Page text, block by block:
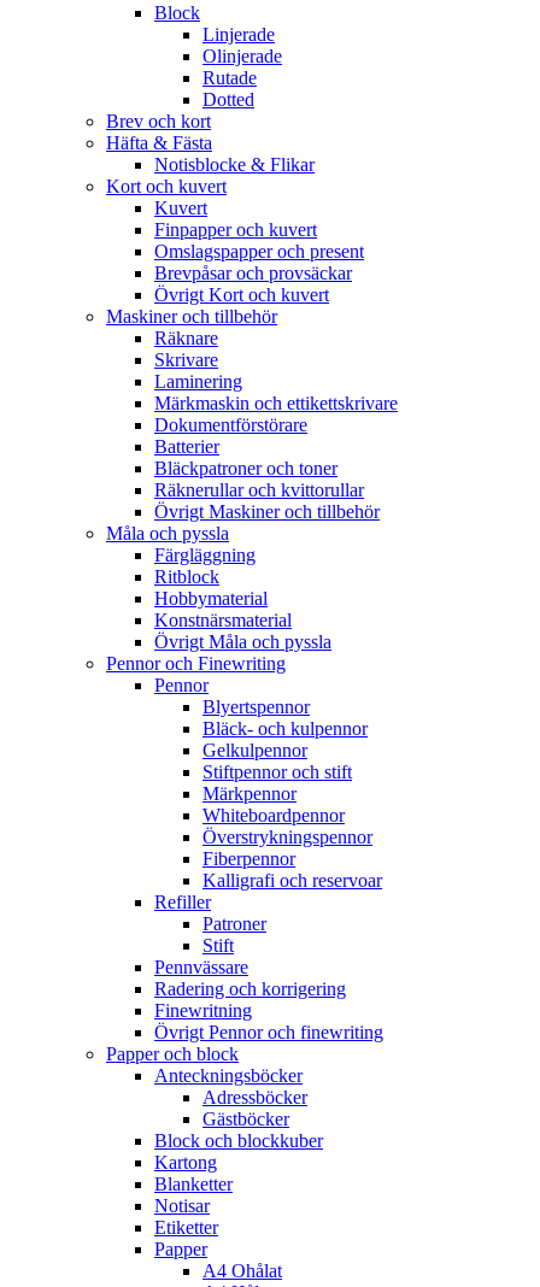
Block
Linjerade
Olinjerade
Rutade
Dotted
Brev och kort
Häfta & Fästa
Notisblocke & Flikar
Kort och kuvert
Kuvert
Finpapper och kuvert
Omslagspapper och present
Brevpåsar och provsäckar
Övrigt Kort och kuvert
Maskiner och tillbehör
Räknare
Skrivare
Laminering
Märkmaskin och ettikettskrivare
Dokumentförstörare
Batterier
Bläckpatroner och toner
Räknerullar och kvittorullar
Övrigt Maskiner och tillbehör
Måla och pyssla
Färgläggning
Ritblock
Hobbymaterial
Konstnärsmaterial
Övrigt Måla och pyssla
Pennor och Finewriting
Pennor
Blyertspennor
Bläck- och kulpennor
Gelkulpennor
Stiftpennor och stift
Märkpennor
Whiteboardpennor
Överstrykningspennor
Fiberpennor
Kalligrafi och reservoar
Refiller
Patroner
Stift
Pennvässare
Radering och korrigering
Finewritning
Övrigt Pennor och finewriting
Papper och block
Anteckningsböcker
Adressböcker
Gästböcker
Block och blockkuber
Kartong
Blanketter
Notisar
Etiketter
Papper
A4 Ohålat